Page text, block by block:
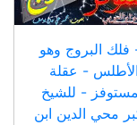
فلك البروج وهو
الأطلس - عقلة
- للشيخ
محي الدين ابن